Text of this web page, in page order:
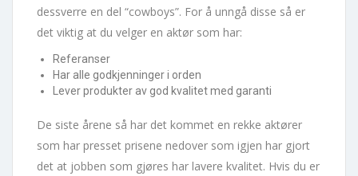
dessverre en del “cowboys”. For å unngå disse så er
det viktig at du velger en aktør som har:
Referanser
Har alle godkjenninger i orden
Lever produkter av god kvalitet med garanti
De siste årene så har det kommet en rekke aktører
som har presset prisene nedover som igjen har gjort
det at jobben som gjøres har lavere kvalitet. Hvis du er